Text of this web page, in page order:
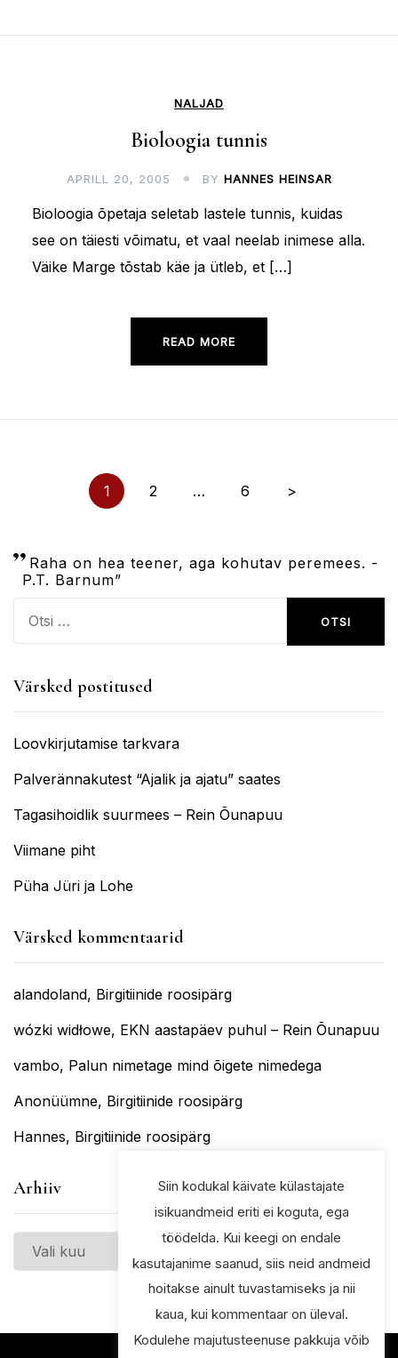
NALJAD
Bioloogia tunnis
APRILL 20, 2005 BY HANNES HEINSAR
Bioloogia õpetaja seletab lastele tunnis, kuidas
see on täiesti võimatu, et vaal neelab inimese alla.
Väike Marge tõstab käe ja ütleb, et […]
READ MORE
pagination
1 2 … 6 >
Raha on hea teener, aga kohutav peremees. -
P.T. Barnum”
Värsked postitused
Loovkirjutamise tarkvara
Palverännakutest “Ajalik ja ajatu” saates
Tagasihoidlik suurmees – Rein Õunapuu
Viimane piht
Püha Jüri ja Lohe
Värsked kommentaarid
alandoland, Birgitiinide roosipärg
wózki widłowe, EKN aastapäev puhul – Rein Õunapuu
vambo, Palun nimetage mind õigete nimedega
Anonüümne, Birgitiinide roosipärg
Hannes, Birgitiinide roosipärg
Arhiiv
Arhiiv
Siin kodukal käivate külastajate
isikuandmeid eriti ei koguta, ega
töödelda. Kui keegi on endale
kasutajanime saanud, siis neid andmeid
hoitakse ainult tuvastamiseks ja nii
kaua, kui kommentaar on üleval.
Kodulehe majutusteenuse pakkuja võib